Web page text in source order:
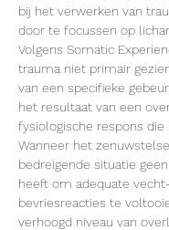
bij het verwerken van
door te focussen op
Volgens Somatic
trauma niet primair
van een specifieke
het resultaat van een
fysiologische respons die
Wanneer het
bedreigende situatie
heeft om adequate
bevriesreacties te
verhoogd niveau van